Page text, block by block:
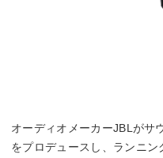
オーディオメーカーJBLがサ
をプロデュースし、ランニ